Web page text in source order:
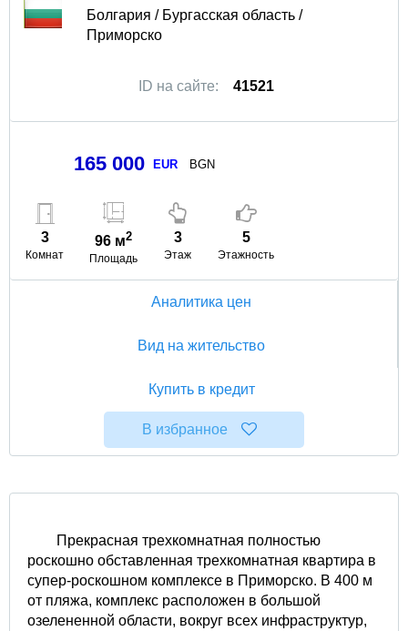
Болгария / Бургасская область /
Приморско
41521
ID на сайте:
165 000 EUR BGN
3
Комнат
96 м2
Площадь
3
Этаж
5
Этажность
Аналитика цен
Вид на жительство
Купить в кредит
В избранное
Прекрасная трехкомнатная полностью
роскошно обставленная трехкомнатная квартира в
супер-роскошном комплексе в Приморско. В 400 м
от пляжа, комплекс расположен в большой
озелененной области, вокруг всех инфраструктур,